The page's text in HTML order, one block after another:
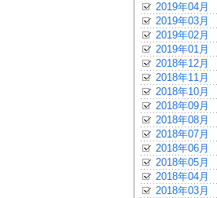
2019年04月
2019年03月
2019年02月
2019年01月
2018年12月
2018年11月
2018年10月
2018年09月
2018年08月
2018年07月
2018年06月
2018年05月
2018年04月
2018年03月